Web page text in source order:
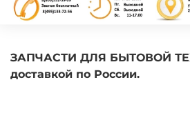
ЗАПЧАСТИ ДЛЯ БЫТОВОЙ
доставкой по